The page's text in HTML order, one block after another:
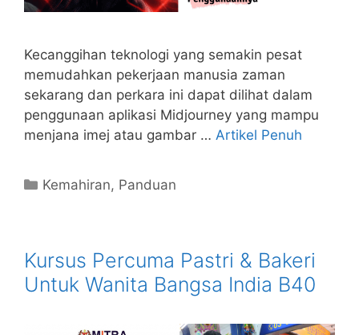
Kecanggihan teknologi yang semakin pesat
memudahkan pekerjaan manusia zaman
sekarang dan perkara ini dapat dilihat dalam
penggunaan aplikasi Midjourney yang mampu
menjana imej atau gambar … Artikel Penuh
Categories
Kemahiran, Panduan
Kursus Percuma Pastri & Bakeri
Untuk Wanita Bangsa India B40